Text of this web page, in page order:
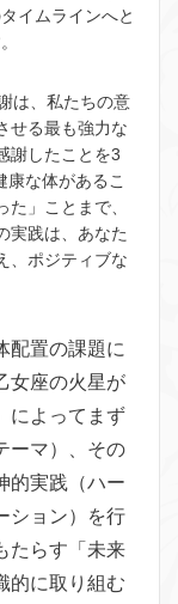
イムラインへと
は、私たちの意
せる最も強力な
謝したことを3
康な体があるこ
」ことまで、
実践は、あなた
、ポジティブな
配置の課題に
女座の火星が
によってまず
ーマ）、その
的実践（ハー
ション）を行
たらす「未来
的に取り組む